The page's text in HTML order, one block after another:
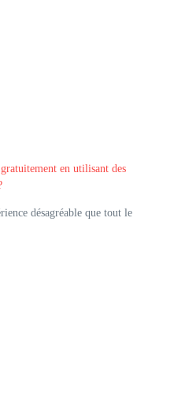
en utilisant des
désagréable que tout le